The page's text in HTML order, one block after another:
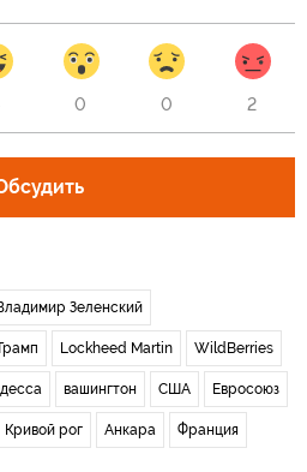
0 0 2
Зеленский
Lockheed Martin WildBerries
вашингтон США Евросоюз
Кривой рог Анкара Франция